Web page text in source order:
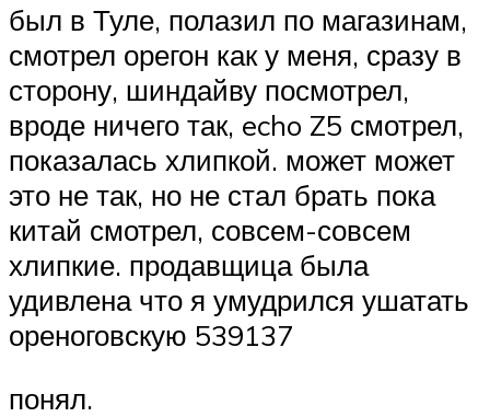
был в Туле, полазил по магазинам,
смотрел орегон как у меня, сразу в
сторону, шиндайву посмотрел,
вроде ничего так, echo Z5 смотрел,
показалась хлипкой. может может
это не так, но не стал брать пока
китай смотрел, совсем-совсем
хлипкие. продавщица была
удивлена что я умудрился ушатать
ореноговскую 539137
понял.